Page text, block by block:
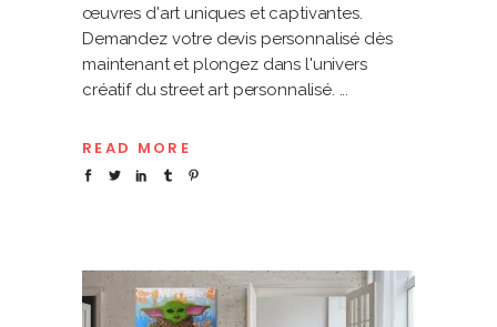
œuvres d'art uniques et captivantes.
Demandez votre devis personnalisé dès
maintenant et plongez dans l'univers
créatif du street art personnalisé.
READ MORE